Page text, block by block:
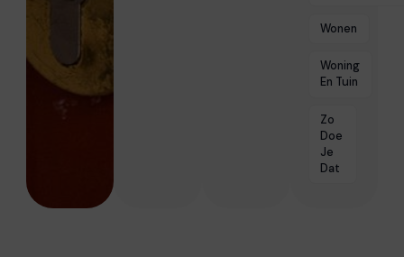
Wonen
Woning
En Tuin
Zo
Doe
Je
Dat